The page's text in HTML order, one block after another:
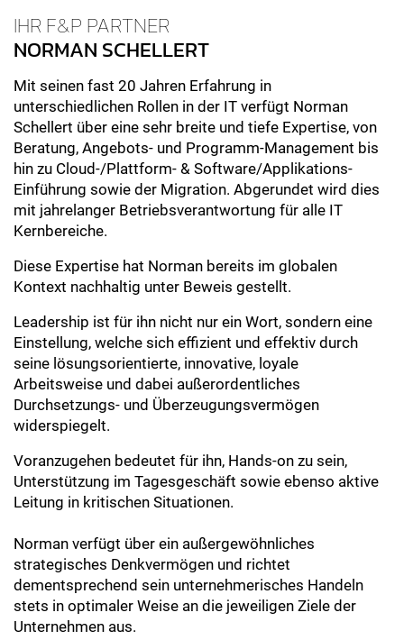
IHR F&P PARTNER
NORMAN SCHELLERT
Mit seinen fast 20 Jahren Erfahrung in
unterschiedlichen Rollen in der IT verfügt Norman
Schellert über eine sehr breite und tiefe Expertise, von
Beratung, Angebots- und Programm-Management bis
hin zu Cloud-/Plattform- & Software/Applikations-
Einführung sowie der Migration. Abgerundet wird dies
mit jahrelanger Betriebsverantwortung für alle IT
Kernbereiche.
Diese Expertise hat Norman bereits im globalen
Kontext nachhaltig unter Beweis gestellt.
Leadership ist für ihn nicht nur ein Wort, sondern eine
Einstellung, welche sich effizient und effektiv durch
seine lösungsorientierte, innovative, loyale
Arbeitsweise und dabei außerordentliches
Durchsetzungs- und Überzeugungsvermögen
widerspiegelt.
Voranzugehen bedeutet für ihn, Hands-on zu sein,
Unterstützung im Tagesgeschäft sowie ebenso aktive
Leitung in kritischen Situationen.
Norman verfügt über ein außergewöhnliches
strategisches Denkvermögen und richtet
dementsprechend sein unternehmerisches Handeln
stets in optimaler Weise an die jeweiligen Ziele der
Unternehmen aus.